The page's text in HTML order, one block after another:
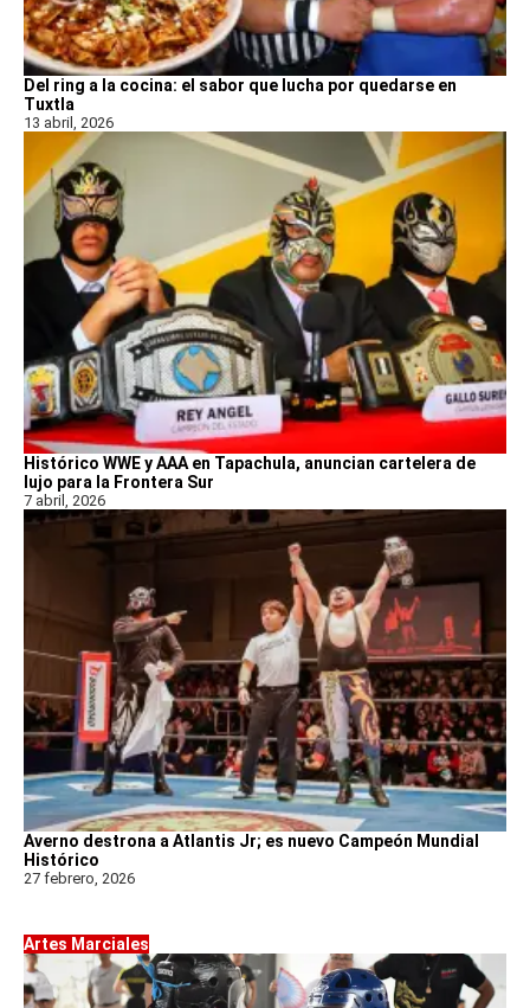
Del ring a la cocina: el sabor que lucha por quedarse en
Tuxtla
13 abril, 2026
Histórico WWE y AAA en Tapachula, anuncian cartelera de
lujo para la Frontera Sur
7 abril, 2026
Averno destrona a Atlantis Jr; es nuevo Campeón Mundial
Histórico
27 febrero, 2026
Artes Marciales